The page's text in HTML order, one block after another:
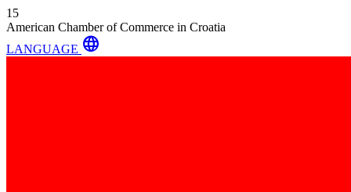
15
American Chamber of Commerce in Croatia
LANGUAGE language